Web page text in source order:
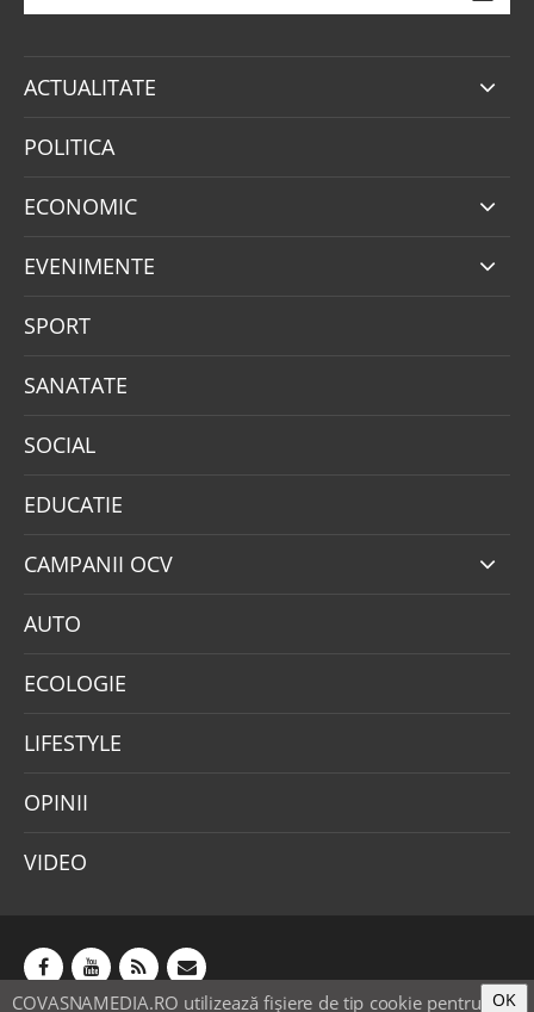
ACTUALITATE
POLITICA
ECONOMIC
EVENIMENTE
SPORT
SANATATE
SOCIAL
EDUCATIE
CAMPANII OCV
AUTO
ECOLOGIE
LIFESTYLE
OPINII
VIDEO
COVASNAMEDIA.RO utilizează fişiere de tip cookie pentru OK